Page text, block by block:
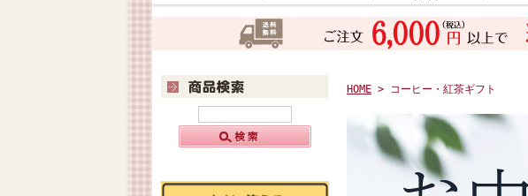
HOME > コーヒー・紅茶ギフト